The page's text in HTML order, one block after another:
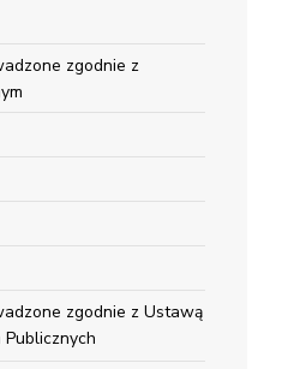
zgodnie z
zgodnie z Ustawą